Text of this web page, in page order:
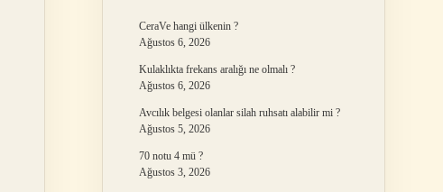
CeraVe hangi ülkenin ?
Ağustos 6, 2026
Kulaklıkta frekans aralığı ne olmalı ?
Ağustos 6, 2026
Avcılık belgesi olanlar silah ruhsatı alabilir mi ?
Ağustos 5, 2026
70 notu 4 mü ?
Ağustos 3, 2026